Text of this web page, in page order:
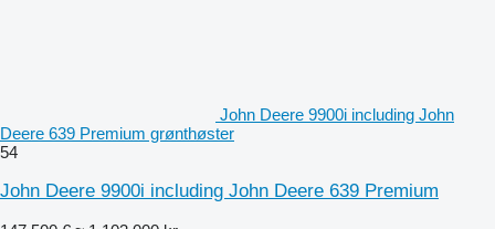
John Deere 9900i including John
Deere 639 Premium grønthøster
54
John Deere 9900i including John Deere 639 Premium